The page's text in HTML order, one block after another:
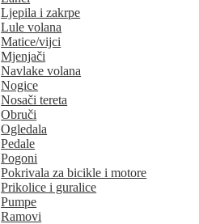
Ljepila i zakrpe
Lule volana
Matice/vijci
Mjenjači
Navlake volana
Nogice
Nosači tereta
Obruči
Ogledala
Pedale
Pogoni
Pokrivala za bicikle i motore
Prikolice i guralice
Pumpe
Ramovi